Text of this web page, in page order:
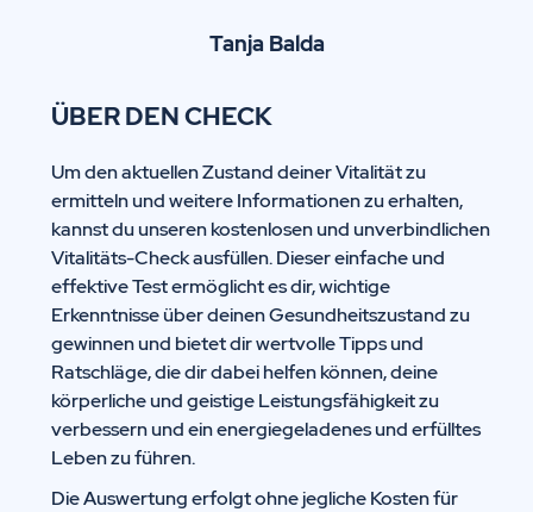
Tanja Balda
ÜBER DEN CHECK
Um den aktuellen Zustand deiner Vitalität zu
ermitteln und weitere Informationen zu erhalten,
kannst du unseren kostenlosen und unverbindlichen
Vitalitäts-Check ausfüllen. Dieser einfache und
effektive Test ermöglicht es dir, wichtige
Erkenntnisse über deinen Gesundheitszustand zu
gewinnen und bietet dir wertvolle Tipps und
Ratschläge, die dir dabei helfen können, deine
körperliche und geistige Leistungsfähigkeit zu
verbessern und ein energiegeladenes und erfülltes
Leben zu führen.
Die Auswertung erfolgt ohne jegliche Kosten für